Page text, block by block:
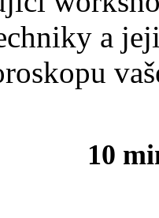
a
10